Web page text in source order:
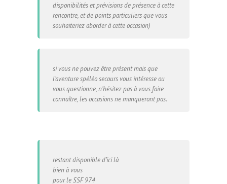
disponibilités et prévisions de présence à cette
rencontre, et de points particuliers que vous
souhaiteriez aborder à cette occasion)
si vous ne pouvez être présent mais que
l’aventure spéléo secours vous intéresse ou
vous questionne, n’hésitez pas à vous faire
connaître, les occasions ne manqueront pas.
restant disponible d’ici là
bien à vous
pour le SSF 974